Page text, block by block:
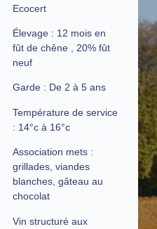
Ecocert
Élevage : 12 mois en
fût de chêne , 20% fût
neuf
Garde : De 2 à 5 ans
Température de service
: 14°c à 16°c
Association mets :
grillades, viandes
blanches, gâteau au
chocolat
Vin structuré aux